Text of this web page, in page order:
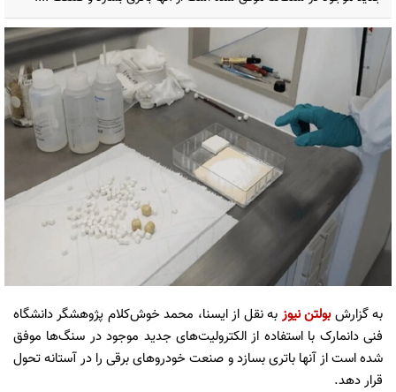
به گزارشبولتن نیوز به نقل از ایسنا، محمد خوش‌کلام پژوهشگر دانشگاه
فنی دانمارک با استفاده از الکترولیت‌های جدید موجود در سنگ‌ها موفق
شده است از آنها باتری بسازد و صنعت خودروهای برقی را در آستانه تحول
قرار دهد.